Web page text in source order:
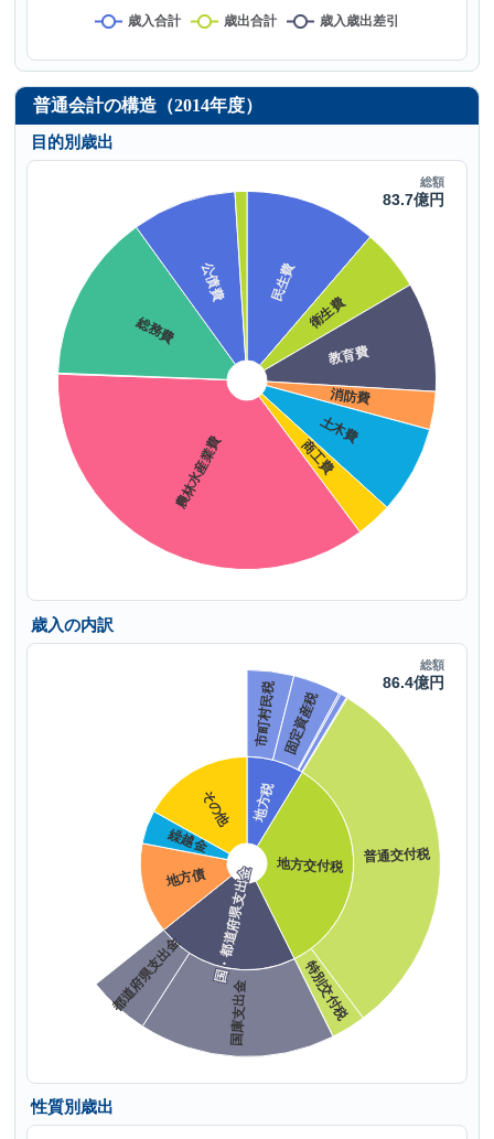
普通会計の構造（2014年度）
目的別歳出
歳入の内訳
性質別歳出